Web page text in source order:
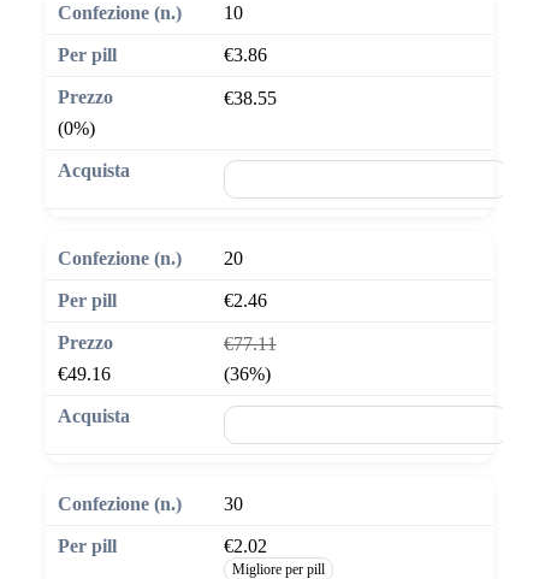
10
€3.86
€38.55
(0%)
20
€2.46
€77.11
€49.16
(36%)
30
€2.02
Migliore per pill